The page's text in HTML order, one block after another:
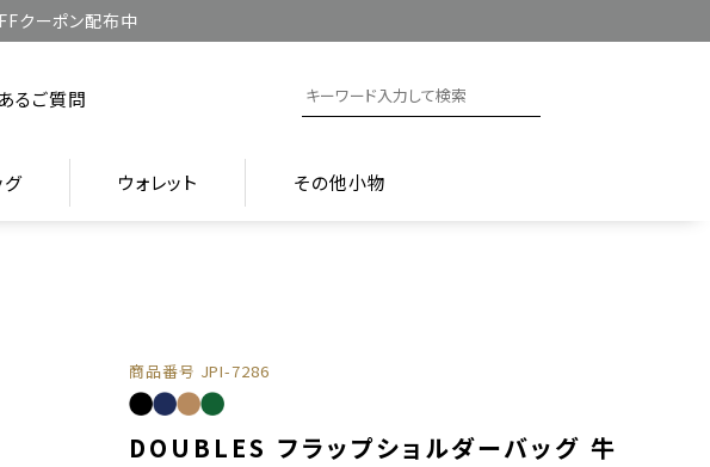
クーポン配布中
るご質問
グ ウォレット その他小物
商品番号 JPI-7286
DOUBLES フラップショルダーバッグ 牛